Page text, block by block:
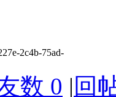
2c4b-75ad-
数 0 | 回